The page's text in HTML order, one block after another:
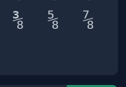
⅜  ⅝  ⅞